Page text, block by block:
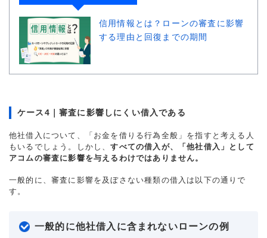
信用情報とは？ローンの審査に影響
する理由と回復までの期間
ケース4｜審査に影響しにくい借入である
他社借入について、「お金を借りる行為全般」を指すと考える人
もいるでしょう。しかし、すべての借入が、「他社借入」として
アコムの審査に影響を与えるわけではありません。
一般的に、審査に影響を及ぼさない種類の借入は以下の通りで
す。
一般的に他社借入に含まれないローンの例